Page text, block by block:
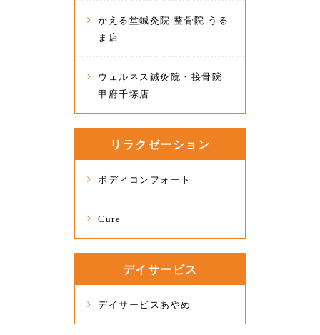
かえる堂鍼灸院 整骨院 うる
ま店
ウェルネス鍼灸院・接骨院
甲府千塚店
リラクゼーション
ボディコンフォート
Cure
デイサービス
デイサービスあやめ